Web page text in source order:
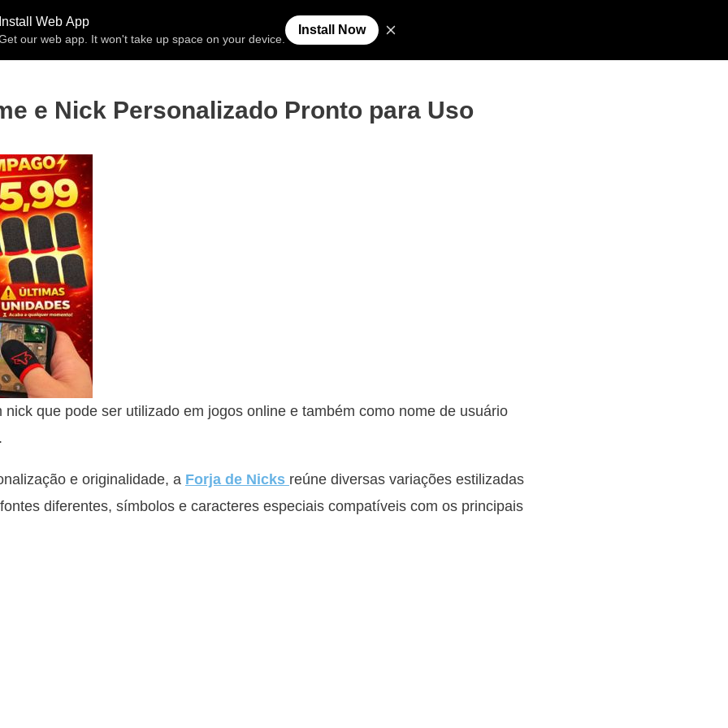
Free Fire Espaço Invisível Símbolos para Nick
e Nick Personalizado Pronto para Uso
que pode ser utilizado em jogos online e também como nome de usuário
e originalidade, a Forja de Nicks reúne diversas variações estilizadas
diferentes, símbolos e caracteres especiais compatíveis com os principais